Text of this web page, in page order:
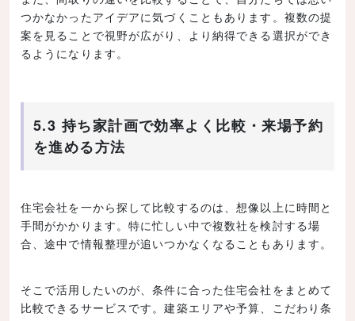
つかなかったアイデアに気づくこともあります。複数の提
案を見ることで視野が広がり、より納得できる選択ができ
るようになります。
5.3 持ち家計画で効率よく比較・来場予約
を進める方法
住宅会社を一から探して比較するのは、想像以上に時間と
手間がかかります。特に忙しい中で複数社を検討する場
合、途中で情報整理が追いつかなくなることもあります。
そこで活用したいのが、条件に合った住宅会社をまとめて
比較できるサービスです。建築エリアや予算、こだわり条